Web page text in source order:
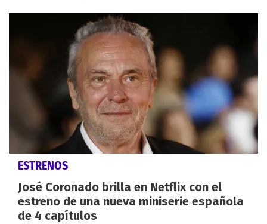
ESTRENOS
José Coronado brilla en Netflix con el
estreno de una nueva miniserie española
de 4 capítulos